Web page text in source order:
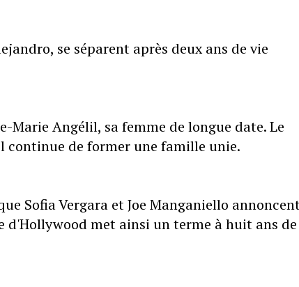
se séparent après deux ans de vie
Marie Angélil, sa femme de longue date. Le
continue de former une famille unie.
Sofia Vergara et Joe Manganiello
d'Hollywood met ainsi un terme à huit ans de